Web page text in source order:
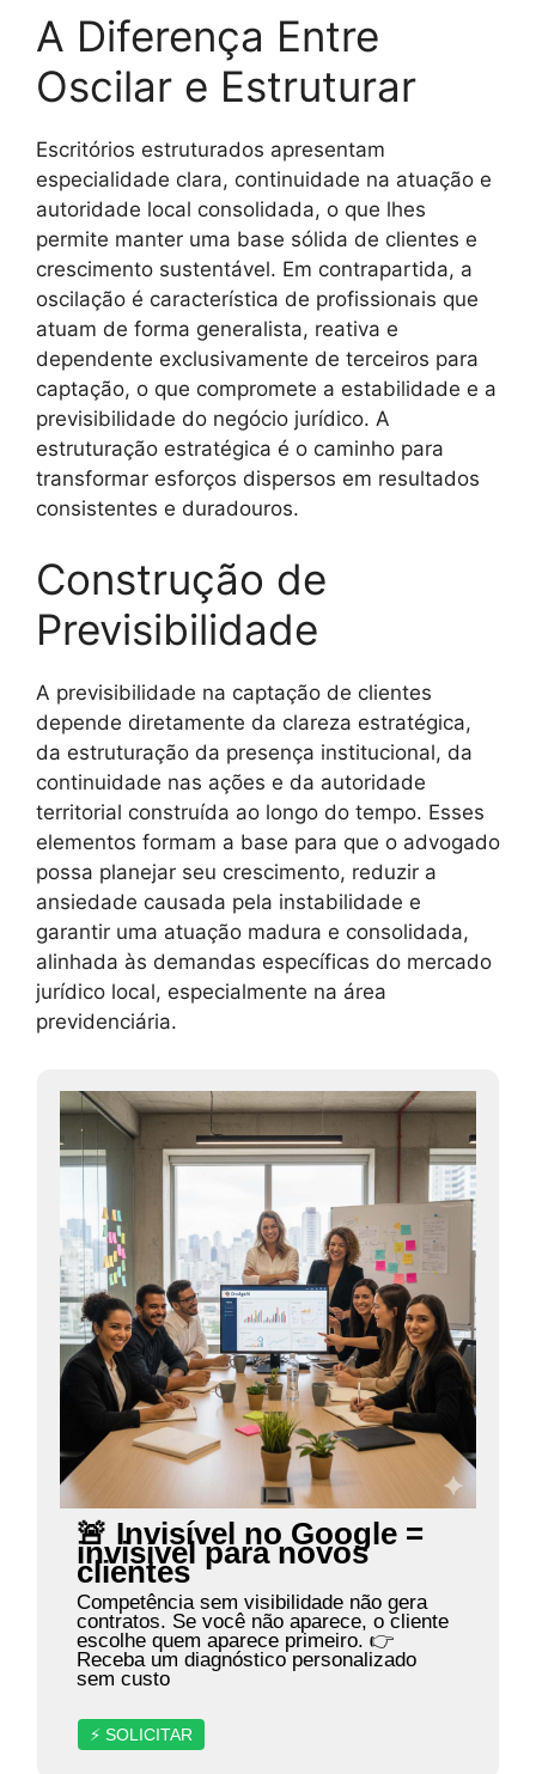
A Diferença Entre
Oscilar e Estruturar
Escritórios estruturados apresentam
especialidade clara, continuidade na atuação e
autoridade local consolidada, o que lhes
permite manter uma base sólida de clientes e
crescimento sustentável. Em contrapartida, a
oscilação é característica de profissionais que
atuam de forma generalista, reativa e
dependente exclusivamente de terceiros para
captação, o que compromete a estabilidade e a
previsibilidade do negócio jurídico. A
estruturação estratégica é o caminho para
transformar esforços dispersos em resultados
consistentes e duradouros.
Construção de
Previsibilidade
A previsibilidade na captação de clientes
depende diretamente da clareza estratégica,
da estruturação da presença institucional, da
continuidade nas ações e da autoridade
territorial construída ao longo do tempo. Esses
elementos formam a base para que o advogado
possa planejar seu crescimento, reduzir a
ansiedade causada pela instabilidade e
garantir uma atuação madura e consolidada,
alinhada às demandas específicas do mercado
jurídico local, especialmente na área
previdenciária.
🚨 Invisível no Google =
invisível para novos
clientes
Competência sem visibilidade não gera
contratos. Se você não aparece, o cliente
escolhe quem aparece primeiro. 👉
Receba um diagnóstico personalizado
sem custo
⚡ SOLICITAR